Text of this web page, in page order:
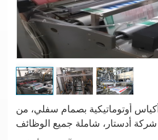
أكياس أوتوماتيكية بصمام سفلي، من
شركة أدستار، شاملة جميع الوظائف